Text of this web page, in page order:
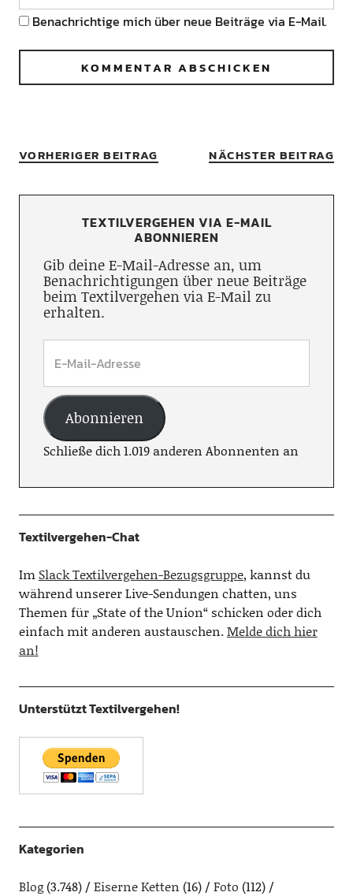
Benachrichtige mich über neue Beiträge via E-Mail.
VORHERIGER BEITRAG NÄCHSTER BEITRAG
TEXTILVERGEHEN VIA E-MAIL
ABONNIEREN
Gib deine E-Mail-Adresse an, um
Benachrichtigungen über neue Beiträge
beim Textilvergehen via E-Mail zu
erhalten.
Abonnieren
Schließe dich 1.019 anderen Abonnenten an
Textilvergehen-Chat
Im Slack Textilvergehen-Bezugsgruppe, kannst du
während unserer Live-Sendungen chatten, uns
Themen für „State of the Union“ schicken oder dich
einfach mit anderen austauschen.Melde dich hier
an!
Unterstützt Textilvergehen!
Kategorien
Blog(3.748) Eiserne Ketten (16) Foto (112)